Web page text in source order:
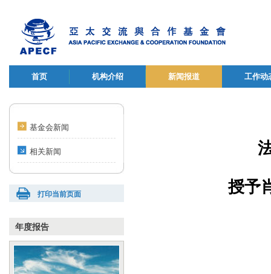
首页 机构介绍 新闻报道 工作动
基金会新闻
相关新闻
打印当前页面
年度报告
授予